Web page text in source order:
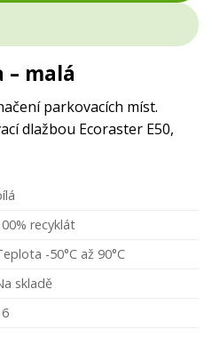
– malá
parkovacích míst.
dlažbou Ecoraster E50,
recyklát
-50°C až 90°C
skladě